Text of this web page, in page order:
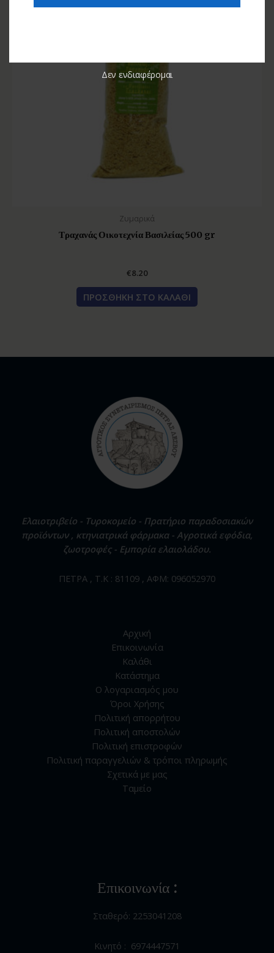
Ζυμαρικά
Τραχανάς Οικοτεχνία Βασιλείας 500 gr
€8.20
ΠΡΟΣΘΉΚΗ ΣΤΟ ΚΑΛΆΘΙ
Ελαιοτριβείο - Τυροκομείο - Πρατήριο παραδοσιακών
προϊόντων , κτηνιατρικά φάρμακα - Αγροτικά εφόδια,
ζωοτροφές - Εμπορία ελαιολάδου.
ΠΕΤΡΑ , Τ.Κ : 81109 , ΑΦΜ: 096052970
Αρχική
Επικοινωνία
Καλάθι
Κατάστημα
Ο λογαριασμός μου
Όροι Χρήσης
Πολιτική απορρήτου
Πολιτική αποστολών
Πολιτική επιστροφών
Πολιτική παραγγελιών & τρόποι πληρωμής
Σχετικά με μας
Ταμείο
Επικοινωνία :
Σταθερό: 2253041208
Κινητό : 6974447571
Δεν ενδιαφέρομαι